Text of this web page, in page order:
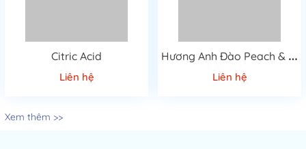
Citric Acid
Liên hệ
H
ương Anh Đào Peach & Rose
Liên hệ
Xem thêm >>